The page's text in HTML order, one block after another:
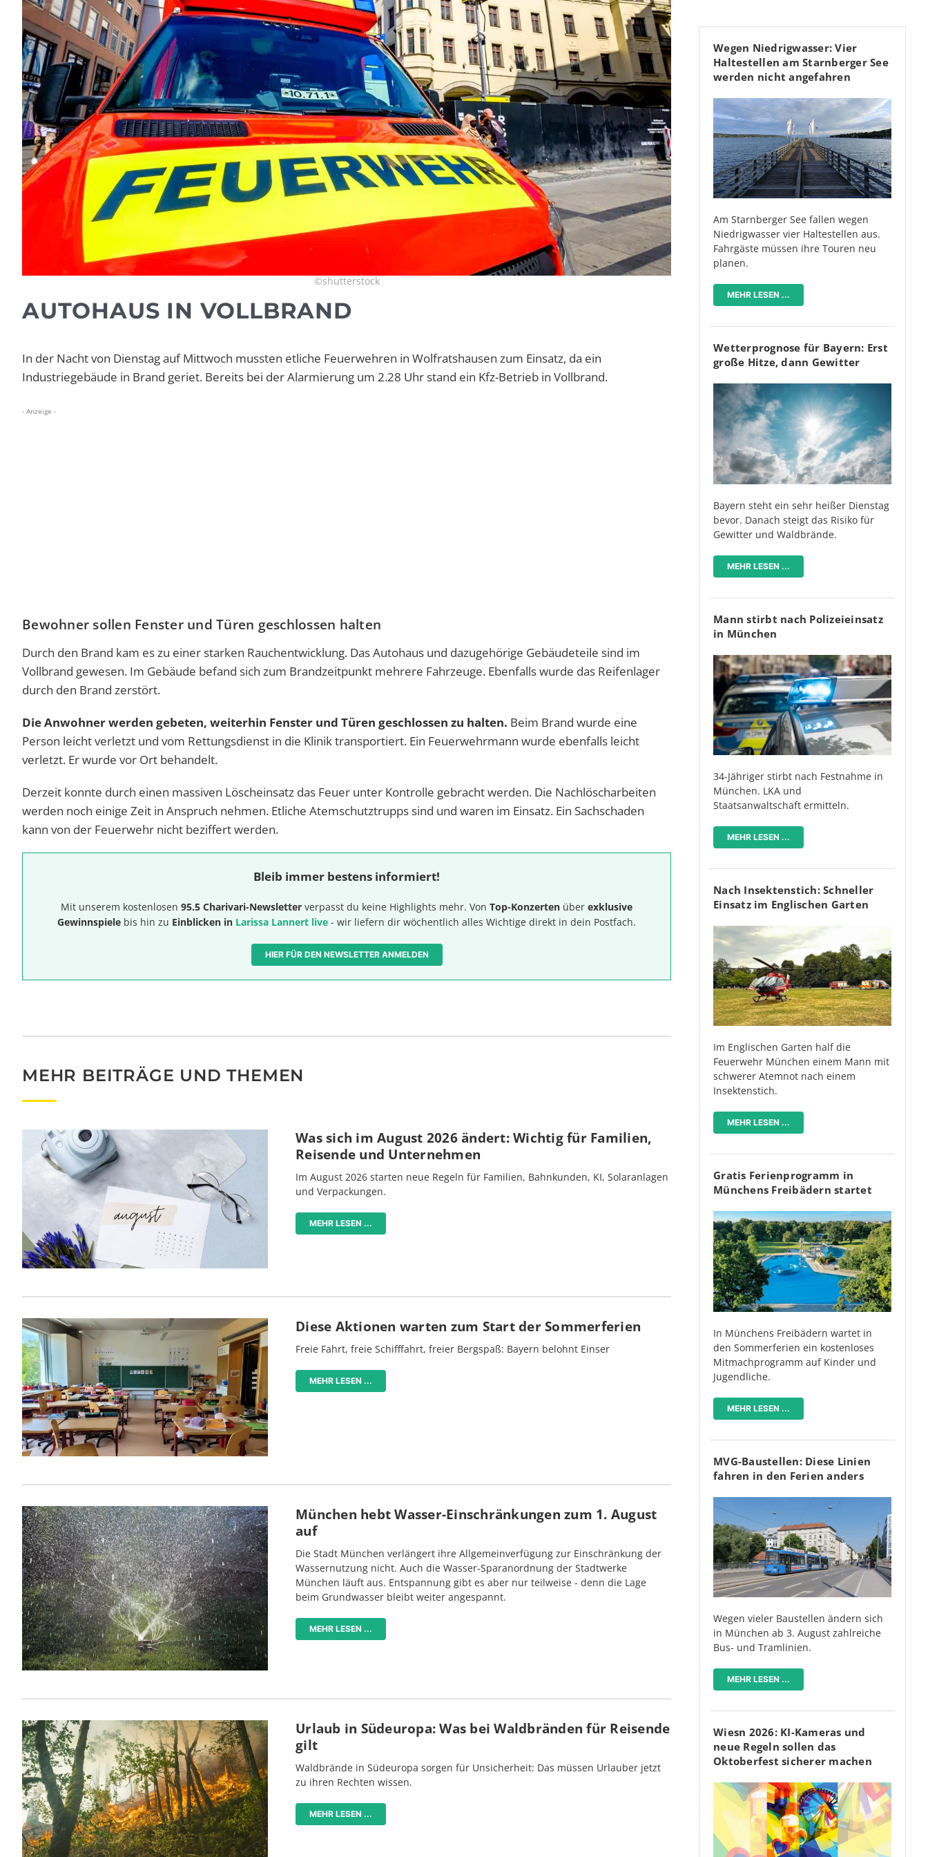
©shutterstock
AUTOHAUS IN VOLLBRAND
In der Nacht von Dienstag auf Mittwoch mussten etliche Feuerwehren in Wolfratshausen zum Einsatz, da ein
Industriegebäude in Brand geriet. Bereits bei der Alarmierung um 2.28 Uhr stand ein Kfz-Betrieb in Vollbrand.
- Anzeige -
Bewohner sollen Fenster und Türen geschlossen halten
Durch den Brand kam es zu einer starken Rauchentwicklung. Das Autohaus und dazugehörige Gebäudeteile sind im
Vollbrand gewesen. Im Gebäude befand sich zum Brandzeitpunkt mehrere Fahrzeuge. Ebenfalls wurde das Reifenlager
durch den Brand zerstört.
Die Anwohner werden gebeten, weiterhin Fenster und Türen geschlossen zu halten. Beim Brand wurde eine
Person leicht verletzt und vom Rettungsdienst in die Klinik transportiert. Ein Feuerwehrmann wurde ebenfalls leicht
verletzt. Er wurde vor Ort behandelt.
Derzeit konnte durch einen massiven Löscheinsatz das Feuer unter Kontrolle gebracht werden. Die Nachlöscharbeiten
werden noch einige Zeit in Anspruch nehmen. Etliche Atemschutztrupps sind und waren im Einsatz. Ein Sachschaden
kann von der Feuerwehr nicht beziffert werden.
Bleib immer bestens informiert!
Mit unserem kostenlosen 95.5 Charivari-Newsletter verpasst du keine Highlights mehr. Von Top-Konzerten über exklusive
Gewinnspiele bis hin zu Einblicken in Larissa Lannert live - wir liefern dir wöchentlich alles Wichtige direkt in dein Postfach.
HIER FÜR DEN NEWSLETTER ANMELDEN
MEHR BEITRÄGE UND THEMEN
Was sich im August 2026 ändert: Wichtig für Familien,
Reisende und Unternehmen
Im August 2026 starten neue Regeln für Familien, Bahnkunden, KI, Solaranlagen
und Verpackungen.
MEHR LESEN ...
Diese Aktionen warten zum Start der Sommerferien
Freie Fahrt, freie Schifffahrt, freier Bergspaß: Bayern belohnt Einser
MEHR LESEN ...
München hebt Wasser-Einschränkungen zum 1. August
auf
Die Stadt München verlängert ihre Allgemeinverfügung zur Einschränkung der
Wassernutzung nicht. Auch die Wasser-Sparanordnung der Stadtwerke
München läuft aus. Entspannung gibt es aber nur teilweise - denn die Lage
beim Grundwasser bleibt weiter angespannt.
MEHR LESEN ...
Urlaub in Südeuropa: Was bei Waldbränden für Reisende
gilt
Waldbrände in Südeuropa sorgen für Unsicherheit: Das müssen Urlauber jetzt
zu ihren Rechten wissen.
MEHR LESEN ...
Wegen Niedrigwasser: Vier
Haltestellen am Starnberger See
werden nicht angefahren
Am Starnberger See fallen wegen
Niedrigwasser vier Haltestellen aus.
Fahrgäste müssen ihre Touren neu
planen.
MEHR LESEN ...
Wetterprognose für Bayern: Erst
große Hitze, dann Gewitter
Bayern steht ein sehr heißer Dienstag
bevor. Danach steigt das Risiko für
Gewitter und Waldbrände.
MEHR LESEN ...
Mann stirbt nach Polizeieinsatz
in München
34-Jähriger stirbt nach Festnahme in
München. LKA und
Staatsanwaltschaft ermitteln.
MEHR LESEN ...
Nach Insektenstich: Schneller
Einsatz im Englischen Garten
Im Englischen Garten half die
Feuerwehr München einem Mann mit
schwerer Atemnot nach einem
Insektenstich.
MEHR LESEN ...
Gratis Ferienprogramm in
Münchens Freibädern startet
In Münchens Freibädern wartet in
den Sommerferien ein kostenloses
Mitmachprogramm auf Kinder und
Jugendliche.
MEHR LESEN ...
MVG-Baustellen: Diese Linien
fahren in den Ferien anders
Wegen vieler Baustellen ändern sich
in München ab 3. August zahlreiche
Bus- und Tramlinien.
MEHR LESEN ...
Wiesn 2026: KI-Kameras und
neue Regeln sollen das
Oktoberfest sicherer machen